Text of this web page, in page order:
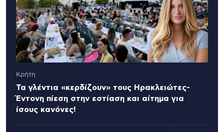
Κρήτη
Τα γλέντια «κερδίζουν» τους Ηρακλειώτες-
Έντονη πίεση στην εστίαση και αίτημα για
ίσους κανόνες!